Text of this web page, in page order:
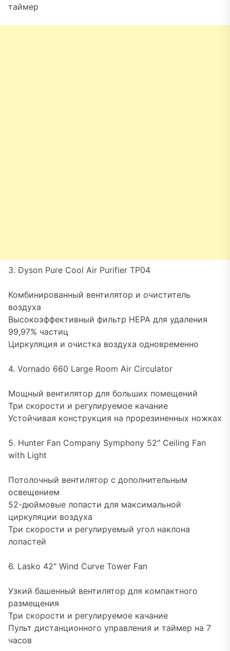
таймер
3. Dyson Pure Cool Air Purifier TP04
Комбинированный вентилятор и очиститель
воздуха
Высокоэффективный фильтр HEPA для удаления
99,97% частиц
Циркуляция и очистка воздуха одновременно
4. Vornado 660 Large Room Air Circulator
Мощный вентилятор для больших помещений
Три скорости и регулируемое качание
Устойчивая конструкция на прорезиненных ножках
5. Hunter Fan Company Symphony 52″ Ceiling Fan
with Light
Потолочный вентилятор с дополнительным
освещением
52-дюймовые лопасти для максимальной
циркуляции воздуха
Три скорости и регулируемый угол наклона
лопастей
6. Lasko 42″ Wind Curve Tower Fan
Узкий башенный вентилятор для компактного
размещения
Три скорости и регулируемое качание
Пульт дистанционного управления и таймер на 7
часов